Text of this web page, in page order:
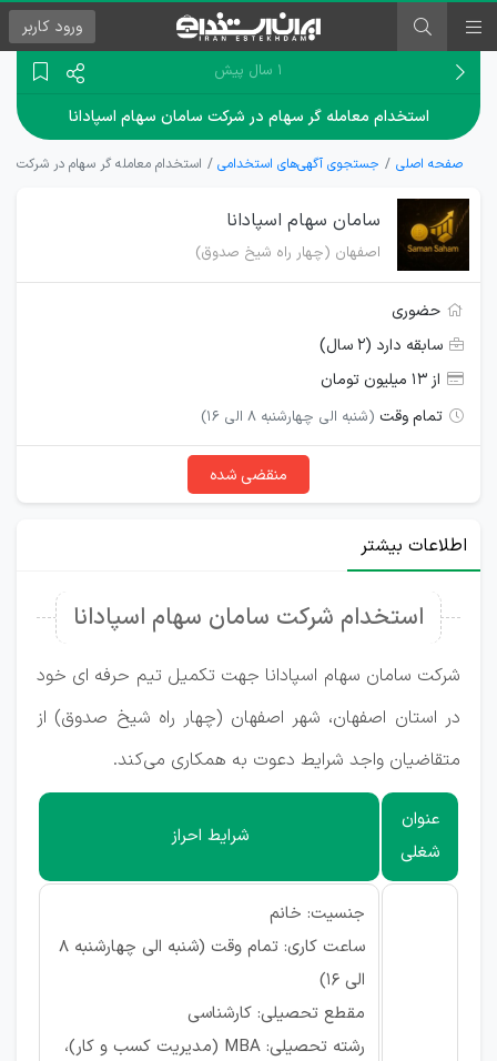
ورود کاربر
۱ سال پیش
استخدام معامله گر سهام در شرکت سامان سهام اسپادانا
صفحه اصلی جستجوی آگهی‌های استخدامی استخدام معامله گر سهام در شرکت
سامان سهام اسپادانا
اصفهان (چهار راه شیخ صدوق)
حضوری
سابقه دارد (۲ سال)
از ۱۳ میلیون تومان
تمام وقت (شنبه الی چهارشنبه 8 الی 16)
منقضی شده
اطلاعات بیشتر
استخدام شرکت سامان سهام اسپادانا
شرکت سامان سهام اسپادانا جهت تکمیل تیم حرفه ای خود
در استان اصفهان، شهر اصفهان (چهار راه شیخ صدوق) از
متقاضیان واجد شرایط دعوت به همکاری می‌کند.
عنوان
شغلی
شرایط احراز
جنسیت: خانم
ساعت کاری: تمام وقت (شنبه الی چهارشنبه 8
الی 16)
مقطع تحصیلی: کارشناسی
رشته تحصیلی: MBA (مدیریت کسب و کار)،